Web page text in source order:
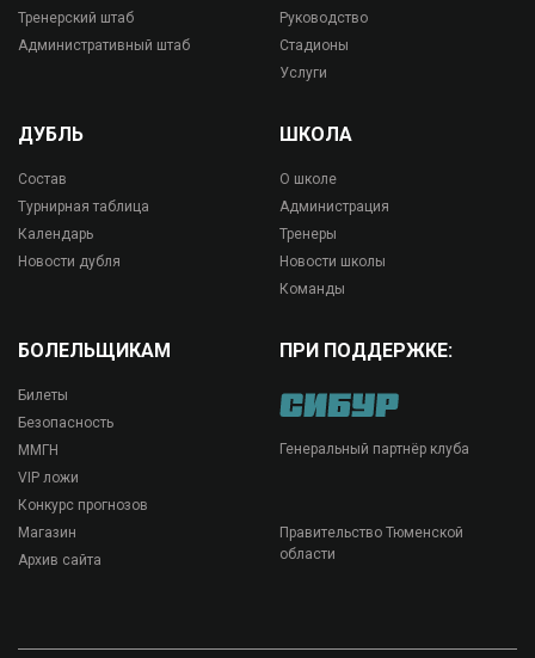
Тренерский штаб
Административный штаб
Руководство
Стадионы
Услуги
ДУБЛЬ
Состав
Турнирная таблица
Календарь
Новости дубля
ШКОЛА
О школе
Администрация
Тренеры
Новости школы
Команды
БОЛЕЛЬЩИКАМ
Билеты
Безопасность
ММГН
VIP ложи
Конкурс прогнозов
Магазин
Архив сайта
ПРИ ПОДДЕРЖКЕ:
Генеральный партнёр клуба
Правительство Тюменской
области